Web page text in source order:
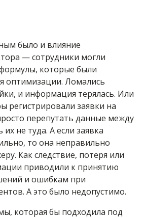
было и влияние
— сотрудники могли
которые были
оптимизации. Ломались
и информация терялась. Или
регистрировали заявки на
перепутать данные между
не туда. А если заявка
то она неправильно
Как следствие, потеря или
приводили к принятию
и ошибкам при
А это было недопустимо.
которая бы подходила под